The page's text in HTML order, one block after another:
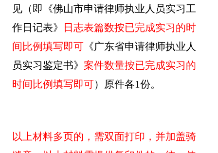
见（即《佛山市申请律师执业人员实习工
作日记表》
日志表篇数按已完成实习的时
间比例填写即可 《广东省申请律师执业人
员实习鉴定书》 案件数量按已完成实习的
时间比例填写即可）原件各1份。
以上材料多页的，需双面打印，并加盖骑